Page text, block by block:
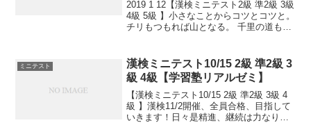
2019 1 12【漢検ミニテスト2級 準2級 3級
4級 5級 】小さなことからコツとコツと。
チリもつもれば山となる。 千里の道も一
熟語問題などの出来具合が合...
ミニテスト
漢検ミニテスト10/15 2級 準2級 3
級 4級【学習塾リアルゼミ】
【漢検ミニテスト10/15 2級 準2級 3級 4
級 】漢検11/2開催、全員合格、目指して
いきます！日々是精進、継続は力なり！